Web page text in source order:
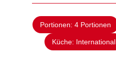
e
i
n
u
t
Portionen: 4 Portionen
Küche: International